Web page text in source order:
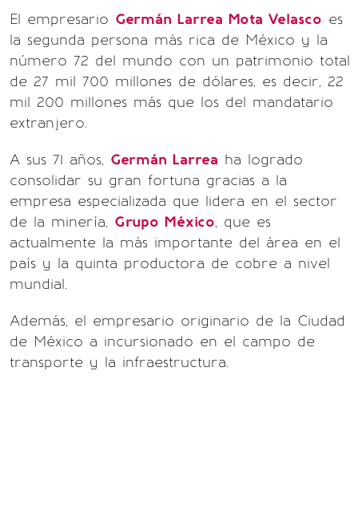
El empresario Germán Larrea Mota Velasco es
la segunda persona más rica de México y la
número 72 del mundo con un patrimonio total
de 27 mil 700 millones de dólares, es decir, 22
mil 200 millones más que los del mandatario
extranjero.
A sus 71 años, Germán Larrea ha logrado
consolidar su gran fortuna gracias a la
empresa especializada que lidera en el sector
de la minería, Grupo México, que es
actualmente la más importante del área en el
país y la quinta productora de cobre a nivel
mundial.
Además, el empresario originario de la Ciudad
de México a incursionado en el campo de
transporte y la infraestructura.